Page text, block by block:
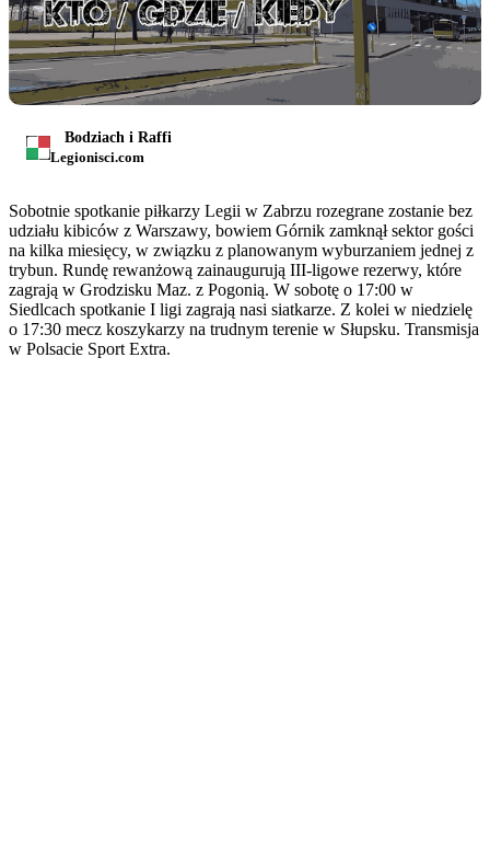
Bodziach i Raffi
Legionisci.com
Sobotnie spotkanie piłkarzy Legii w Zabrzu rozegrane zostanie bez
udziału kibiców z Warszawy, bowiem Górnik zamknął sektor gości
na kilka miesięcy, w związku z planowanym wyburzaniem jednej z
trybun. Rundę rewanżową zainaugurują III-ligowe rezerwy, które
zagrają w Grodzisku Maz. z Pogonią. W sobotę o 17:00 w
Siedlcach spotkanie I ligi zagrają nasi siatkarze. Z kolei w niedzielę
o 17:30 mecz koszykarzy na trudnym terenie w Słupsku. Transmisja
w Polsacie Sport Extra.